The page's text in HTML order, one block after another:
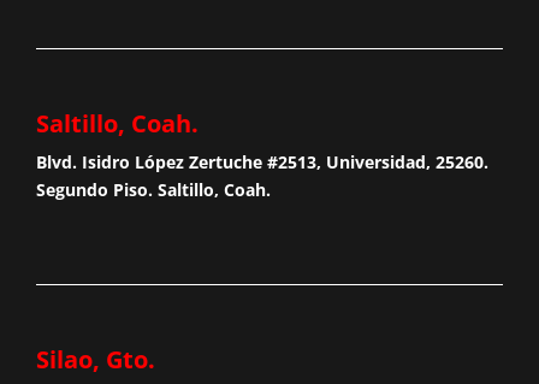
Saltillo, Coah.
Blvd. Isidro López Zertuche #2513, Universidad, 25260.
Segundo Piso. Saltillo, Coah.
Silao, Gto.